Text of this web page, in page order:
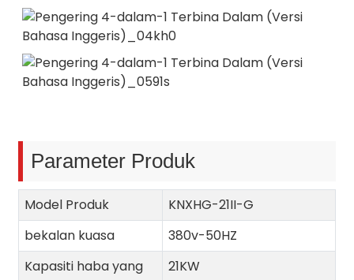
Parameter Produk
Model Produk
KNXHG-21II-G
bekalan kuasa
380v-50HZ
Kapasiti haba yang
21KW